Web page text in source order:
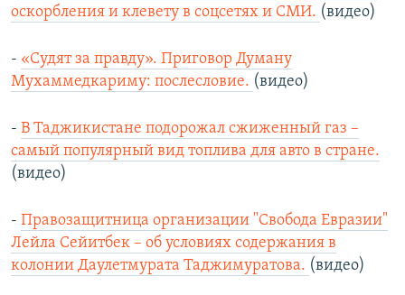
оскорбления и клевету в соцсетях и СМИ. (видео)
- «Судят за правду». Приговор Думану
Мухаммедкариму: послесловие. (видео)
- В Таджикистане подорожал сжиженный газ –
самый популярный вид топлива для авто в стране.
(видео)
- Правозащитница организации "Свобода Евразии"
Лейла Сейитбек – об условиях содержания в
колонии Даулетмурата Таджимуратова. (видео)